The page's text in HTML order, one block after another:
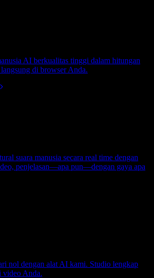
AI berkualitas tinggi dalam hitungan
di browser Anda.
suara manusia secara real time dengan
penjelasan—apa pun—dengan gaya apa
nol dengan alat AI kami. Studio lengkap
video Anda.